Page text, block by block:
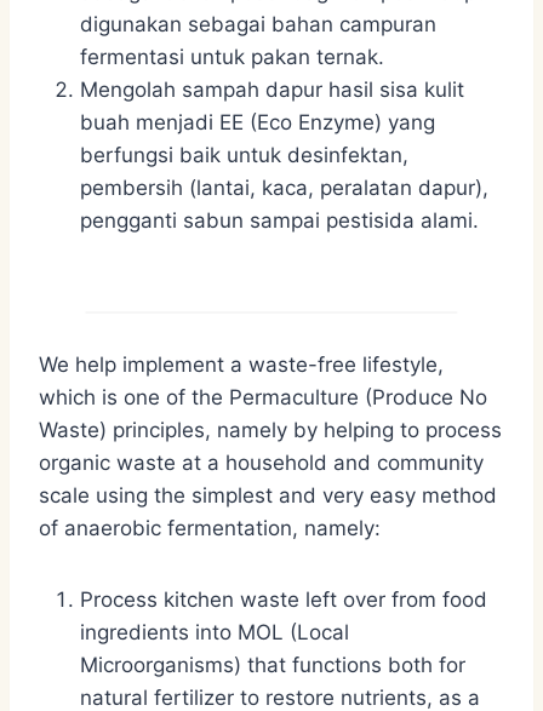
digunakan sebagai bahan campuran
fermentasi untuk pakan ternak.
Mengolah sampah dapur hasil sisa kulit
buah menjadi EE (Eco Enzyme) yang
berfungsi baik untuk desinfektan,
pembersih (lantai, kaca, peralatan dapur),
pengganti sabun sampai pestisida alami.
We help implement a waste-free lifestyle,
which is one of the Permaculture (Produce No
Waste) principles, namely by helping to process
organic waste at a household and community
scale using the simplest and very easy method
of anaerobic fermentation, namely:
Process kitchen waste left over from food
ingredients into MOL (Local
Microorganisms) that functions both for
natural fertilizer to restore nutrients, as a